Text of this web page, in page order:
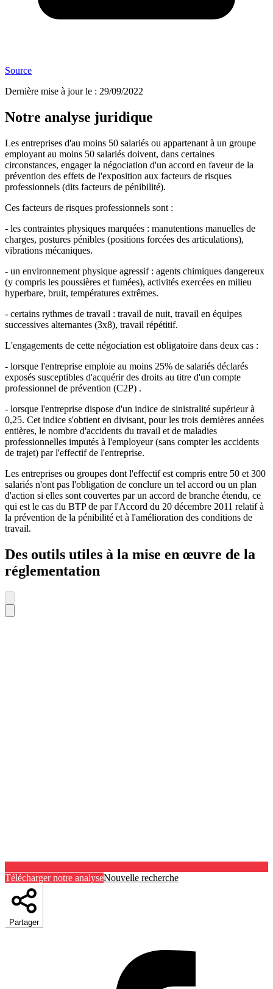
Source
Dernière mise à jour le : 29/09/2022
Notre analyse juridique
Les entreprises d'au moins 50 salariés ou appartenant à un groupe
employant au moins 50 salariés doivent, dans certaines
circonstances, engager la négociation d'un accord en faveur de la
prévention des effets de l'exposition aux facteurs de risques
professionnels (dits facteurs de pénibilité).
Ces facteurs de risques professionnels sont :
- les contraintes physiques marquées : manutentions manuelles de
charges, postures pénibles (positions forcées des articulations),
vibrations mécaniques.
- un environnement physique agressif : agents chimiques dangereux
(y compris les poussières et fumées), activités exercées en milieu
hyperbare, bruit, températures extrêmes.
- certains rythmes de travail : travail de nuit, travail en équipes
successives alternantes (3x8), travail répétitif.
L'engagements de cette négociation est obligatoire dans deux cas :
- lorsque l'entreprise emploie au moins 25% de salariés déclarés
exposés susceptibles d'acquérir des droits au titre d'un compte
professionnel de prévention (C2P) .
- lorsque l'entreprise dispose d'un indice de sinistralité supérieur à
0,25. Cet indice s'obtient en divisant, pour les trois dernières années
entières, le nombre d'accidents du travail et de maladies
professionnelles imputés à l'employeur (sans compter les accidents
de trajet) par l'effectif de l'entreprise.
Les entreprises ou groupes dont l'effectif est compris entre 50 et 300
salariés n'ont pas l'obligation de conclure un tel accord ou un plan
d'action si elles sont couvertes par un accord de branche étendu, ce
qui est le cas du BTP de par l'Accord du 20 décembre 2011 relatif à
la prévention de la pénibilité et à l'amélioration des conditions de
travail.
Des outils utiles à la mise en œuvre de la
réglementation
Télécharger notre analyseNouvelle recherche
Partager